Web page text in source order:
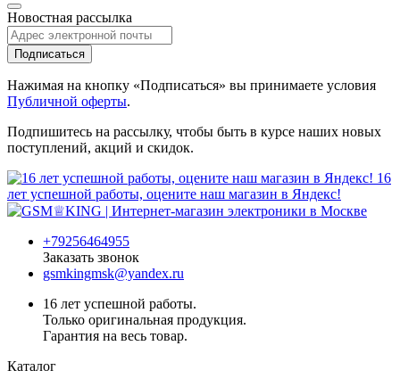
Новостная рассылка
Подписаться
Нажимая на кнопку «Подписаться» вы принимаете условия
Публичной оферты.
Подпишитесь на рассылку, чтобы быть в курсе наших новых
поступлений, акций и скидок.
16
лет успешной работы, оцените наш магазин в Яндекс!
+79256464955
Заказать звонок
gsmkingmsk@yandex.ru
16 лет успешной работы.
Только оригинальная продукция.
Гарантия на весь товар.
Каталог